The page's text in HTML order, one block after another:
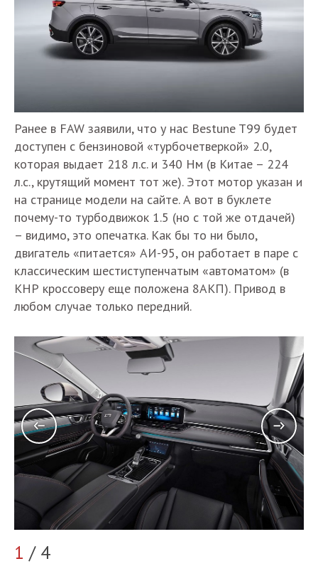
Ранее в FAW заявили, что у нас Bestune T99 будет
доступен с бензиновой «турбочетверкой» 2.0,
которая выдает 218 л.с. и 340 Нм (в Китае – 224
л.с., крутящий момент тот же). Этот мотор указан и
на странице модели на сайте. А вот в буклете
почему-то турбодвижок 1.5 (но с той же отдачей)
– видимо, это опечатка. Как бы то ни было,
двигатель «питается» АИ-95, он работает в паре с
классическим шестиступенчатым «автоматом» (в
КНР кроссоверу еще положена 8АКП). Привод в
любом случае только передний.
1 / 4